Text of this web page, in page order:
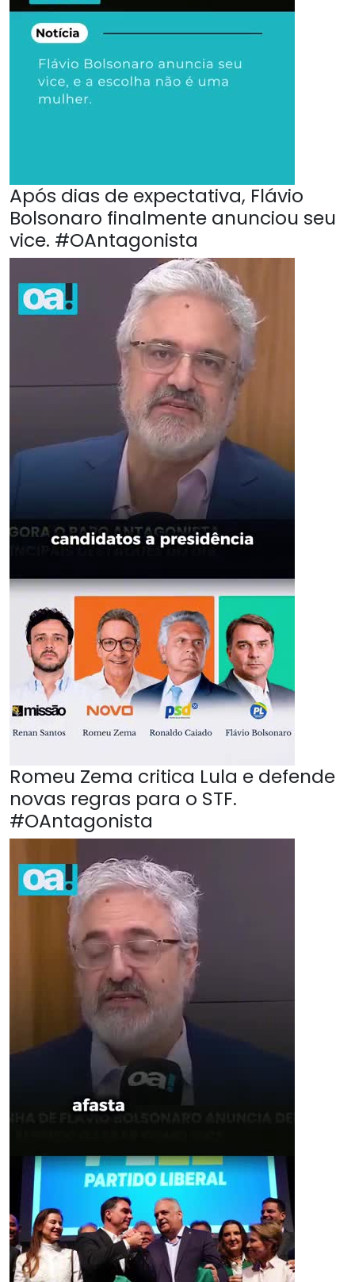
Após dias de expectativa, Flávio
Bolsonaro finalmente anunciou seu
vice. #OAntagonista
Romeu Zema critica Lula e defende
novas regras para o STF.
#OAntagonista